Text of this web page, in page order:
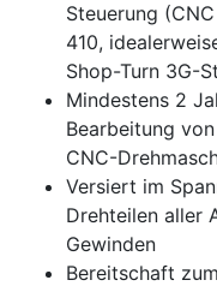
Steuerung
410,
Shop-Turn 3G-
Mindestens 2
Bearbeitung
CNC-
Versiert im
Drehteilen aller
Gewinden
Bereitschaft